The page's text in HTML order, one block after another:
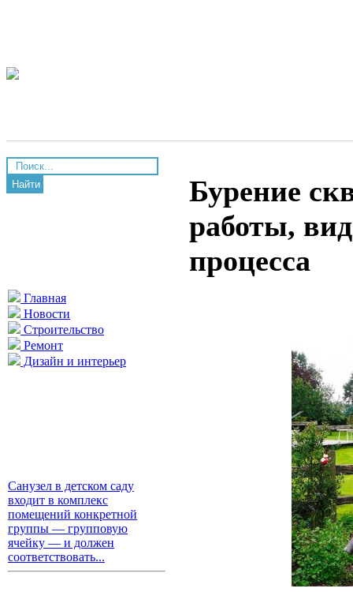
Найти
Главная
Новости
Строительство
Ремонт
Дизайн и интерьер
Санузел в детском саду
входит в комплекс
помещений конкретной
группы — групповую
ячейку — и должен
соответствовать...
Бурение
работы,
процесса